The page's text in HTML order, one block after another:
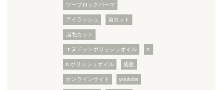
ツーブロックパーマ
アイラッシュ 眉カット
眉毛カット
エヌドットポリッシュオイル n.
n.ポリッシュオイル 通販
オンラインサイト youtube